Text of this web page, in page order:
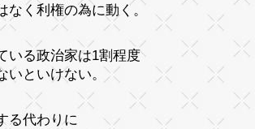
なく利権の為に動く。
いる政治家は1割程度
いといけない。
る代わりに